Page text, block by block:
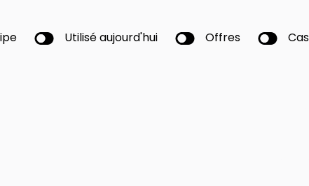
Utilisé aujourd'hui Offres